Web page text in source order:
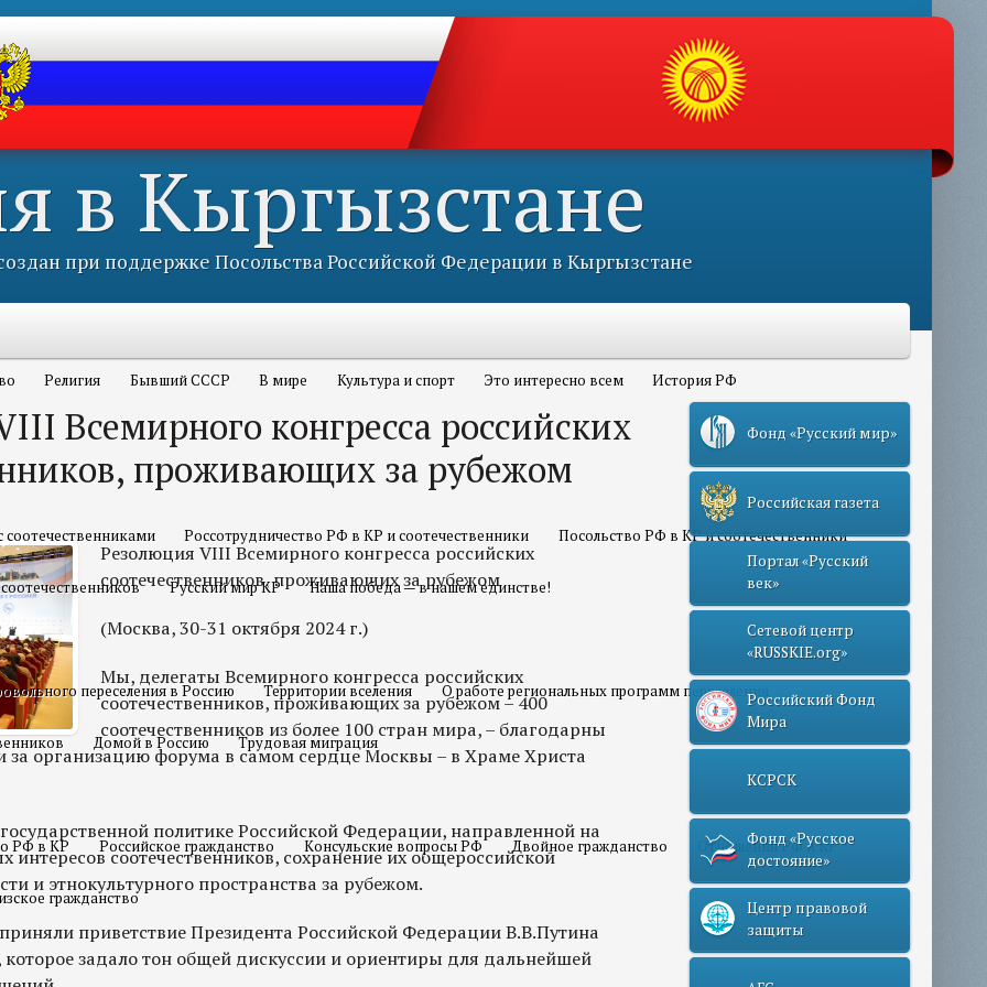
в Кыргызстане
при поддержке Посольства Российской Федерации в Кыргызстане
Религия Бывший СССР В мире Культура и спорт Это интересно всем История РФ
соотечественниками Россотрудничество РФ в КР и соотечественники Посольство РФ в КР и соотечественники
Русский мир КР Наша победа — в нашем единстве!
переселения в Россию Территории вселения О работе региональных программ переселения
Домой в Россию Трудовая миграция
РФ в КР Российское гражданство Консульские вопросы РФ Двойное гражданство Отношения РФ и КР
гражданство
Всемирного конгресса российских
проживающих за рубежом
Резолюция VIII Всемирного конгресса российских
соотечественников, проживающих за рубежом
(Москва, 30-31 октября 2024 г.)
Мы, делегаты Всемирного конгресса российских
соотечественников, проживающих за рубежом – 400
соотечественников из более 100 стран мира, – благодарны
за организацию форума в самом сердце Москвы – в Храме Христа
политике Российской Федерации, направленной на
интересов соотечественников, сохранение их общероссийской
и этнокультурного пространства за рубежом.
приветствие Президента Российской Федерации В.В.Путина
которое задало тон общей дискуссии и ориентиры для дальнейшей
Фонд «Русский мир»
Российская газета
Портал «Русский
век»
Сетевой центр
«RUSSKIE.org»
Российский Фонд
Мира
КСРСК
Фонд «Русское
достояние»
Центр правовой
защиты